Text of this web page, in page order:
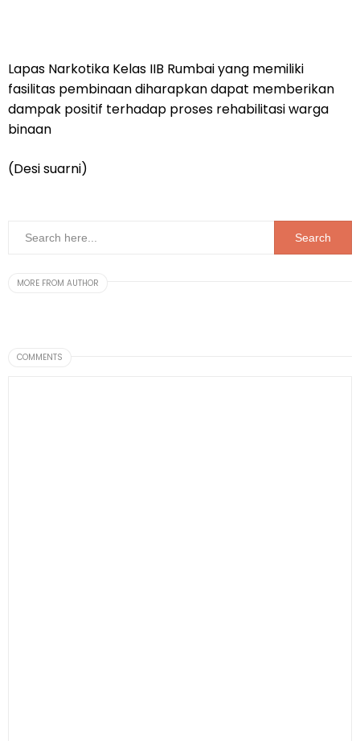
Lapas Narkotika Kelas IIB Rumbai yang memiliki
fasilitas pembinaan diharapkan dapat memberikan
dampak positif terhadap proses rehabilitasi warga
binaan
(Desi suarni)
MORE FROM AUTHOR
COMMENTS